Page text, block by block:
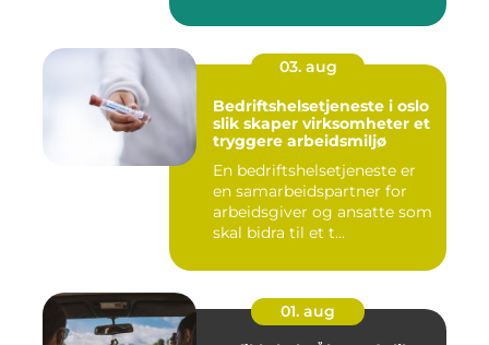
03. aug
Bedriftshelsetjeneste i oslo
slik skaper virksomheter et
tryggere arbeidsmiljø
En bedriftshelsetjeneste er
en samarbeidspartner for
arbeidsgiver og ansatte som
skal bidra til et t...
01. aug